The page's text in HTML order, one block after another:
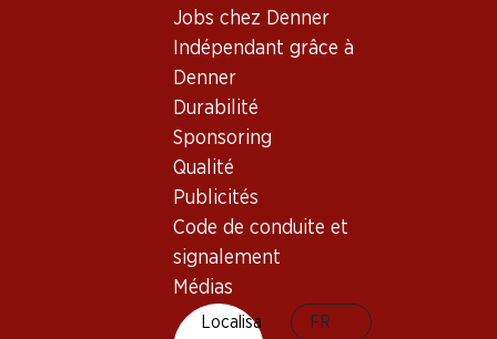
Jobs chez Denner
Indépendant grâce à
Denner
Durabilité
Sponsoring
Qualité
Publicités
Code de conduite et
signalement
Médias
Localisa
FR
Bon à savoir